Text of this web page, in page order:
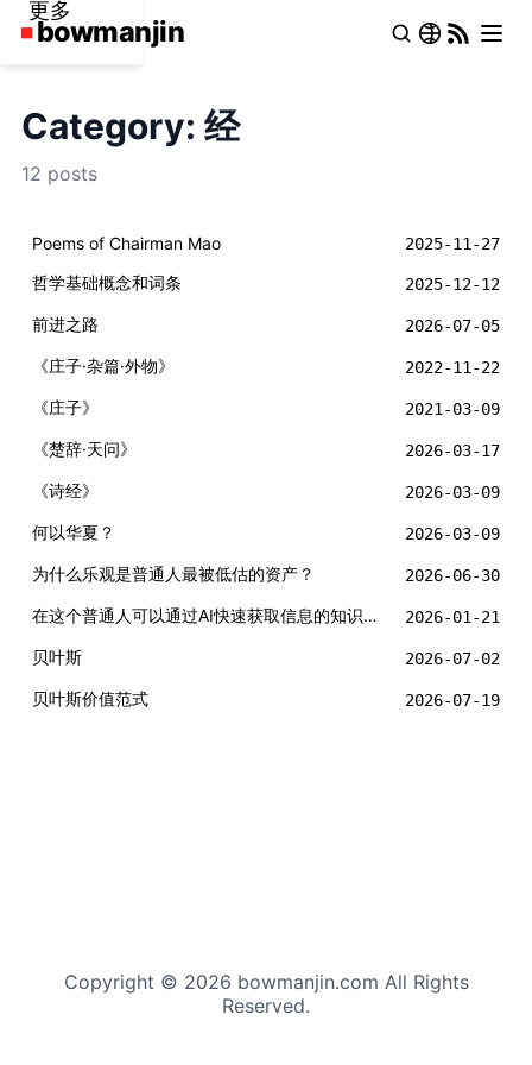
更多
Category: 经
12 posts
Poems of Chairman Mao 2025-11-27
哲学基础概念和词条 2025-12-12
前进之路 2026-07-05
《庄子·杂篇·外物》 2022-11-22
《庄子》 2021-03-09
《楚辞·天问》 2026-03-17
《诗经》 2026-03-09
何以华夏？ 2026-03-09
为什么乐观是普通人最被低估的资产？ 2026-06-30
在这个普通人可以通过AI快速获取信息的知识爆炸年代，有哪些知识是真正的元知识？ 2026-01-21
贝叶斯 2026-07-02
贝叶斯价值范式 2026-07-19
Copyright © 2026 bowmanjin.com All Rights
Reserved.